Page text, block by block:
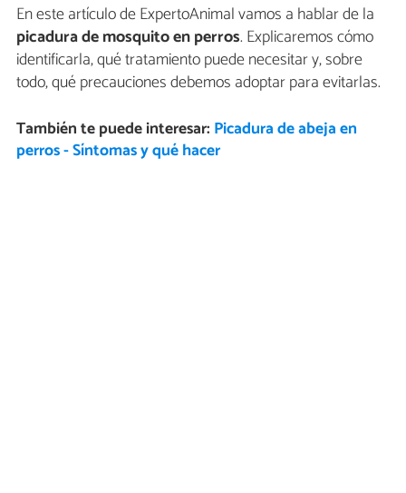
En este artículo de ExpertoAnimal vamos a hablar de la
picadura de mosquito en perros. Explicaremos cómo
identificarla, qué tratamiento puede necesitar y, sobre
todo, qué precauciones debemos adoptar para evitarlas.
También te puede interesar: Picadura de abeja en
perros - Síntomas y qué hacer